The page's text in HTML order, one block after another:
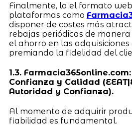
Finalmente, la el formato
plataformas como
disponer de costes más
rebajas periódicas de
el ahorro en las
premiando la fidelidad del
1.3.
Confianza y Calidad
Autoridad y Confianza).
Al momento de adquirir
fiabilidad es fundamental.